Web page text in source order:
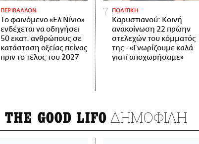
ΠΕΡΙΒΑΛΛΟΝ
Το φαινόμενο «Ελ Νίνιο»
ενδέχεται να οδηγήσει
50 εκατ. ανθρώπους σε
κατάσταση οξείας πείνας
πριν το τέλος του 2027
ΠΟΛΙΤΙΚΗ
Καρυστιανού: Κοινή
ανακοίνωση 22 πρώην
στελεχών του κόμματός
της - «Γνωρίζουμε καλά
γιατί αποχωρήσαμε»
THE GOOD LIFO ΔΗΜΟΦΙΛΗ